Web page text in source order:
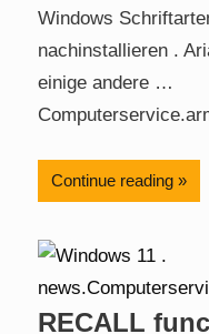
Windows
nachinstallieren .
einige andere …
Continue reading
RECALL